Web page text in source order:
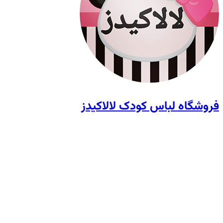
فروشگاه لباس کودک لالاکیدز